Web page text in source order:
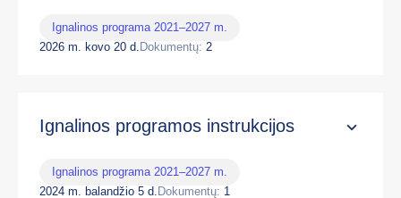
Ignalinos programa 2021–2027 m.
2026 m. kovo 20 d. Dokumentų: 2
Ignalinos programos instrukcijos
Ignalinos programa 2021–2027 m.
2024 m. balandžio 5 d. Dokumentų: 1